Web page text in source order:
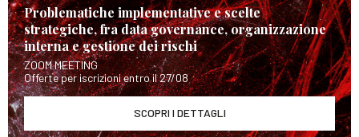
Problematiche implementative e scelte
strategiche, fra data governance, organizzazione
interna e gestione dei rischi
ZOOM MEETING
Offerte per iscrizioni entro il 27/08
SCOPRI I DETTAGLI